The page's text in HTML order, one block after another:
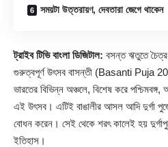
সময়টা উত্তরায়ণ, দেবতারা জেগে থাকেন
ট্রাইব টিভি বাংলা ডিজিটাল: বসন্ত ঋতুতে চৈত্র
গুরুত্বপূর্ণ উৎসব বাসন্তী (Basanti Puja
ভারতের বিভিন্ন অঞ্চলে, বিশেষ করে
এই উৎসব। এটিই বাঙালীর আসল আদি দুর্গা
বোধন করেন। সেই থেকে শরৎ কালেই হয়
ইতিহাস।